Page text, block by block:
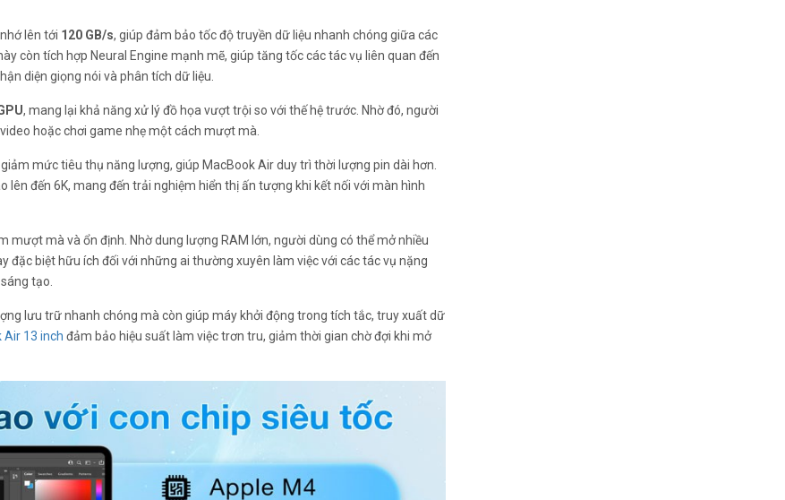
lên tới 120 GB/s, giúp đảm bảo tốc độ truyền dữ liệu nhanh chóng giữa các
còn tích hợp Neural Engine mạnh mẽ, giúp tăng tốc các tác vụ liên quan đến
diện giọng nói và phân tích dữ liệu.
, mang lại khả năng xử lý đồ họa vượt trội so với thế hệ trước. Nhờ đó, người
hoặc chơi game nhẹ một cách mượt mà.
mức tiêu thụ năng lượng, giúp MacBook Air duy trì thời lượng pin dài hơn.
đến 6K, mang đến trải nghiệm hiển thị ấn tượng khi kết nối với màn hình
mượt mà và ổn định. Nhờ dung lượng RAM lớn, người dùng có thể mở nhiều
đặc biệt hữu ích đối với những ai thường xuyên làm việc với các tác vụ nặng
tạo.
lưu trữ nhanh chóng mà còn giúp máy khởi động trong tích tắc, truy xuất dữ
Air 13 inch đảm bảo hiệu suất làm việc trơn tru, giảm thời gian chờ đợi khi mở